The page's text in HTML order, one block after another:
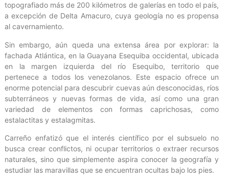
topografiado más de 200 kilómetros de galerías en todo el país,
a excepción de Delta Amacuro, cuya geología no es propensa
al cavernamiento.
Sin embargo, aún queda una extensa área por explorar: la
fachada Atlántica, en la Guayana Esequiba occidental, ubicada
en la margen izquierda del río Esequibo, territorio que
pertenece a todos los venezolanos. Este espacio ofrece un
enorme potencial para descubrir cuevas aún desconocidas, ríos
subterráneos y nuevas formas de vida, así como una gran
variedad de elementos con formas caprichosas, como
estalactitas y estalagmitas.
Carreño enfatizó que el interés científico por el subsuelo no
busca crear conflictos, ni ocupar territorios o extraer recursos
naturales, sino que simplemente aspira conocer la geografía y
estudiar las maravillas que se encuentran ocultas bajo los pies.